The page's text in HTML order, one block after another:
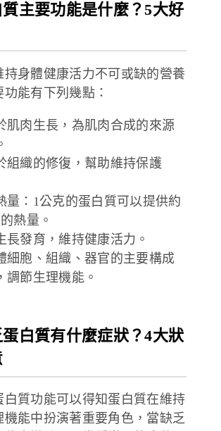
主要功能是什麼？5大好
持身體健康活力不可或缺的營養
能有下列幾點：
肌肉生長，為肌肉合成的來源
組織的修復，幫助維持保護
量：1公克的蛋白質可以提供約
熱量。
長發育，維持健康活力。
細胞、組織、器官的主要構成
調節生理機能。
白質有什麼症狀？4大狀
白質功能可以得知蛋白質在維持
機能中扮演著重要角色，當缺乏